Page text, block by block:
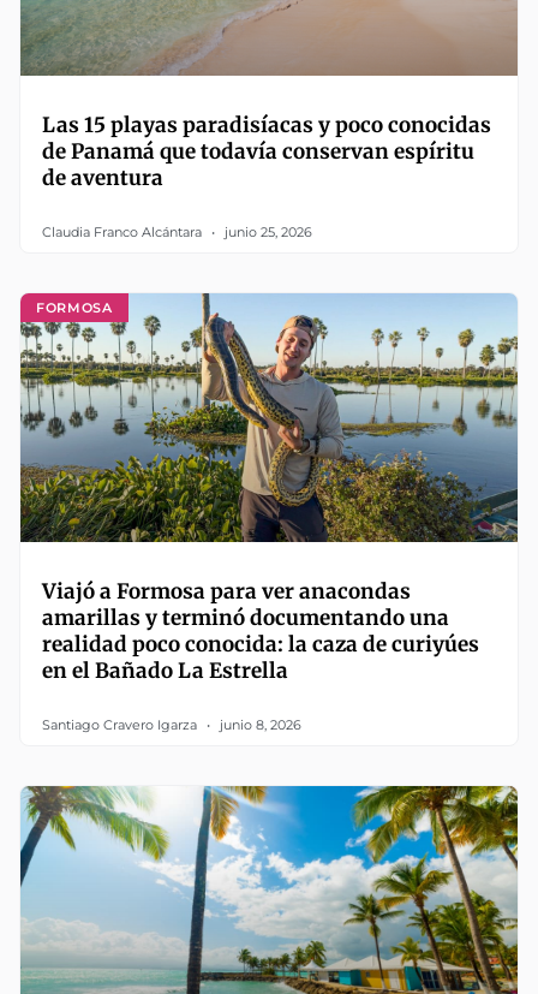
Las 15 playas paradisíacas y poco conocidas
de Panamá que todavía conservan espíritu
de aventura
Claudia Franco Alcántara junio 25, 2026
FORMOSA
Viajó a Formosa para ver anacondas
amarillas y terminó documentando una
realidad poco conocida: la caza de curiyúes
en el Bañado La Estrella
Santiago Cravero Igarza junio 8, 2026